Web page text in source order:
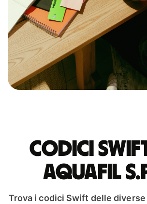
Codici
AQUAFIL
Trova i codici Swift delle diverse